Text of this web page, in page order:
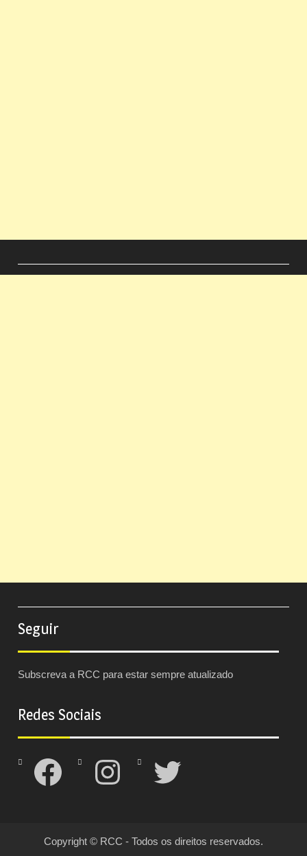
Seguir
Subscreva a RCC para estar sempre atualizado
Redes Sociais
Facebook Instagram Twitter
Copyright © RCC - Todos os direitos reservados.